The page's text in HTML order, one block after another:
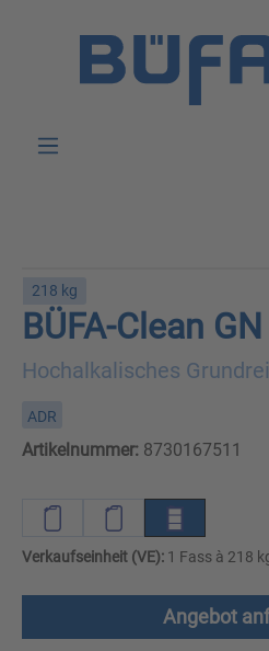
218 kg
BÜFA-Clean GN
Hochalkalisches
ADR
Artikelnummer: 8730167511
Verkaufseinheit (VE): 1 Fass à 218
Angebot